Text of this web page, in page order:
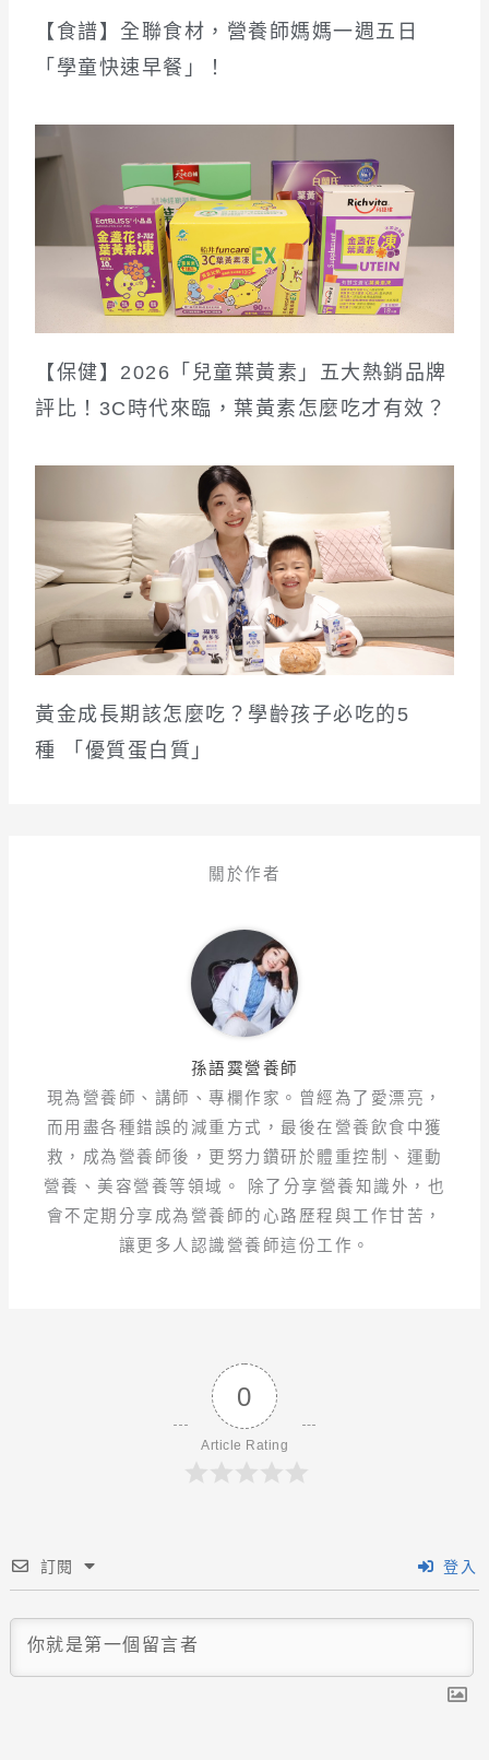
【食譜】全聯食材，營養師媽媽一週五日
「學童快速早餐」！
【保健】2026「兒童葉黃素」五大熱銷品牌
評比！3C時代來臨，葉黃素怎麼吃才有效？
黃金成長期該怎麼吃？學齡孩子必吃的5
種 「優質蛋白質」
關於作者
孫語霙營養師
現為營養師、講師、專欄作家。曾經為了愛漂亮，
而用盡各種錯誤的減重方式，最後在營養飲食中獲
救，成為營養師後，更努力鑽研於體重控制、運動
營養、美容營養等領域。 除了分享營養知識外，也
會不定期分享成為營養師的心路歷程與工作甘苦，
讓更多人認識營養師這份工作。
0
Article Rating
訂閱 登入